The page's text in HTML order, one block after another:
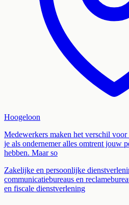
Hoogeloon
Medewerkers maken het verschil
je als ondernemer alles omtrent jouw
hebben. Maar so
Zakelijke en persoonlijke
communicatiebureaus en
en fiscale dienstverlening